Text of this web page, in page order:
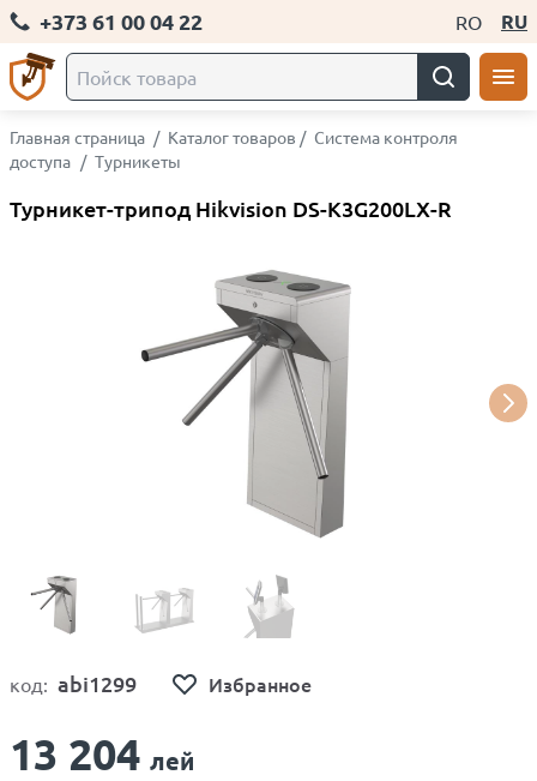
+373 61 00 04 22 RO RU
Главная страница / Каталог товаров / Система контроля
доступа / Турникеты
Турникет-трипод Hikvision DS-K3G200LX-R
код: abi1299 Избранное
13 204 лей